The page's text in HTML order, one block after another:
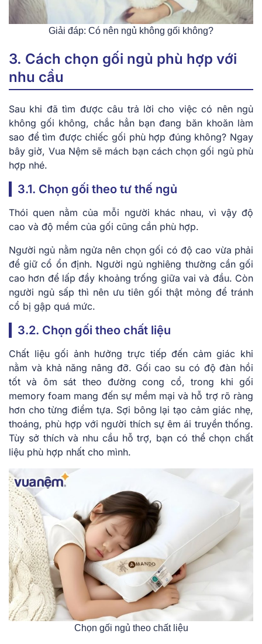
Giải đáp: Có nên ngủ không gối không?
3. Cách chọn gối ngủ phù hợp với
nhu cầu
Sau khi đã tìm được câu trả lời cho việc có nên ngủ
không gối không, chắc hẳn bạn đang băn khoăn làm
sao để tìm được chiếc gối phù hợp đúng không? Ngay
bây giờ, Vua Nệm sẽ mách bạn cách chọn gối ngủ phù
hợp nhé.
3.1. Chọn gối theo tư thế ngủ
Thói quen nằm của mỗi người khác nhau, vì vậy độ
cao và độ mềm của gối cũng cần phù hợp.
Người ngủ nằm ngửa nên chọn gối có độ cao vừa phải
để giữ cổ ổn định. Người ngủ nghiêng thường cần gối
cao hơn để lấp đầy khoảng trống giữa vai và đầu. Còn
người ngủ sấp thì nên ưu tiên gối thật mỏng để tránh
cổ bị gập quá mức.
3.2. Chọn gối theo chất liệu
Chất liệu gối ảnh hưởng trực tiếp đến cảm giác khi
nằm và khả năng nâng đỡ. Gối cao su có độ đàn hồi
tốt và ôm sát theo đường cong cổ, trong khi gối
memory foam mang đến sự mềm mại và hỗ trợ rõ ràng
hơn cho từng điểm tựa. Sợi bông lại tạo cảm giác nhẹ,
thoáng, phù hợp với người thích sự êm ái truyền thống.
Tùy sở thích và nhu cầu hỗ trợ, bạn có thể chọn chất
liệu phù hợp nhất cho mình.
Chọn gối ngủ theo chất liệu